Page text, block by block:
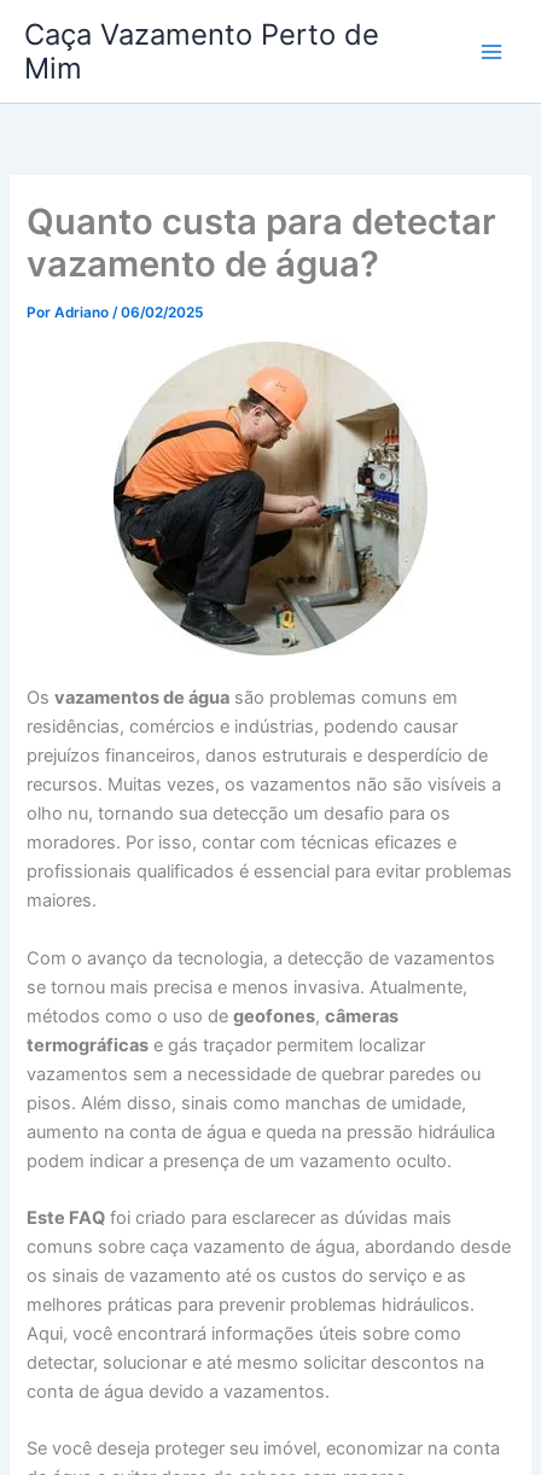
para
conteúdo
Caça Vazamento Perto de
Mim
Quanto custa para detectar
vazamento de água?
PorAdriano/06/02/2025
Osvazamentos de água são problemas comuns em
residências, comércios e indústrias, podendo causar
prejuízos financeiros, danos estruturais e desperdício de
recursos. Muitas vezes, os vazamentos não são visíveis a
olho nu, tornando sua detecção um desafio para os
moradores. Por isso, contar com técnicas eficazes e
profissionais qualificados é essencial para evitar problemas
maiores.
Com o avanço da tecnologia, a detecção de vazamentos
se tornou mais precisa e menos invasiva. Atualmente,
métodos como o uso degeofones,câmeras
termográficas e gás traçador permitem localizar
vazamentos sem a necessidade de quebrar paredes ou
pisos. Além disso, sinais como manchas de umidade,
aumento na conta de água e queda na pressão hidráulica
podem indicar a presença de um vazamento oculto.
Este FAQ foi criado para esclarecer as dúvidas mais
comuns sobre caça vazamento de água, abordando desde
os sinais de vazamento até os custos do serviço e as
melhores práticas para prevenir problemas hidráulicos.
Aqui, você encontrará informações úteis sobre como
detectar, solucionar e até mesmo solicitar descontos na
conta de água devido a vazamentos.
Se você deseja proteger seu imóvel, economizar na conta